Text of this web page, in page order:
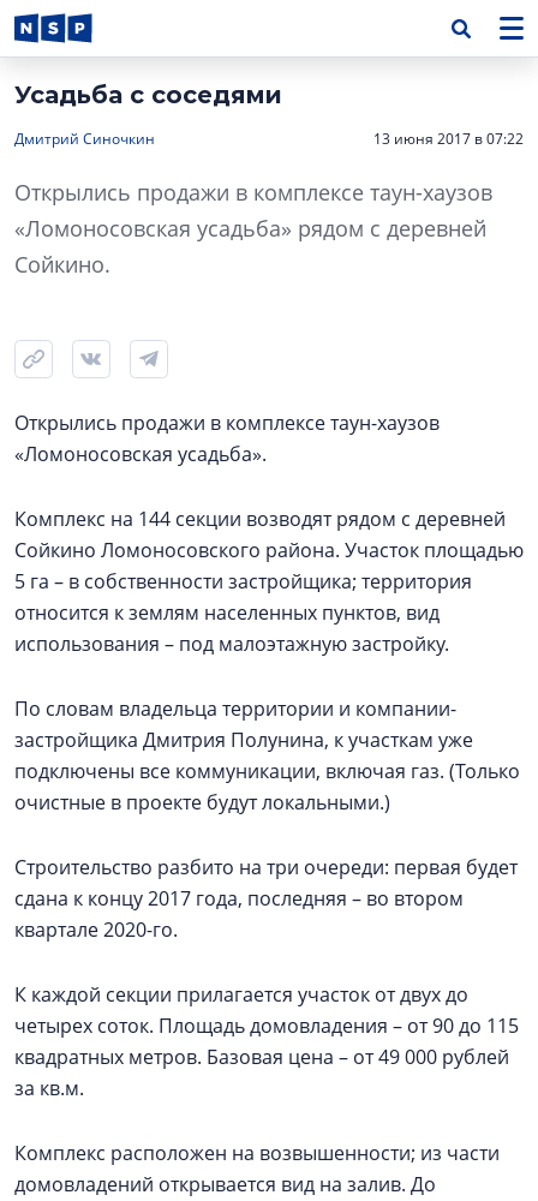
Усадьба с соседями
Дмитрий Синочкин 13 июня 2017 в 07:22
Открылись продажи в комплексе таун-хаузов
«Ломоносовская усадьба» рядом с деревней
Сойкино.
Открылись продажи в комплексе таун-хаузов
«Ломоносовская усадьба».
Комплекс на 144 секции возводят рядом с деревней
Сойкино Ломоносовского района. Участок площадью
5 га – в собственности застройщика; территория
относится к землям населенных пунктов, вид
использования – под малоэтажную застройку.
По словам владельца территории и компании-
застройщика Дмитрия Полунина, к участкам уже
подключены все коммуникации, включая газ. (Только
очистные в проекте будут локальными.)
Строительство разбито на три очереди: первая будет
сдана к концу 2017 года, последняя – во втором
квартале 2020-го.
К каждой секции прилагается участок от двух до
четырех соток. Площадь домовладения – от 90 до 115
квадратных метров. Базовая цена – от 49 000 рублей
за кв.м.
Комплекс расположен на возвышенности; из части
домовладений открывается вид на залив. До